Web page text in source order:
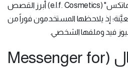
تستخدم شركة "اي.ال.اف كوزماتكس" (e.l.f. Cosmetics) أبرز القصص
إذ يلاحظها المستخدمون فوراً من
فيد وملفها الشخصي.
ماسنجر للأعمال (Messenger for